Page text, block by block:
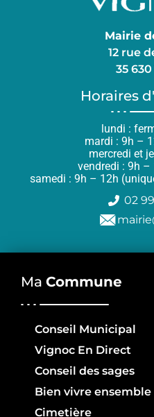
Mairie
12 rue
35
Horaires d'
lundi :
mardi : 9h –
mercredi et
vendredi : 9h
samedi : 9h – 12h
02
Ma Commune
Conseil Municipal
Vignoc En Direct
Conseil des sages
Bien vivre ensemble
Cimetière